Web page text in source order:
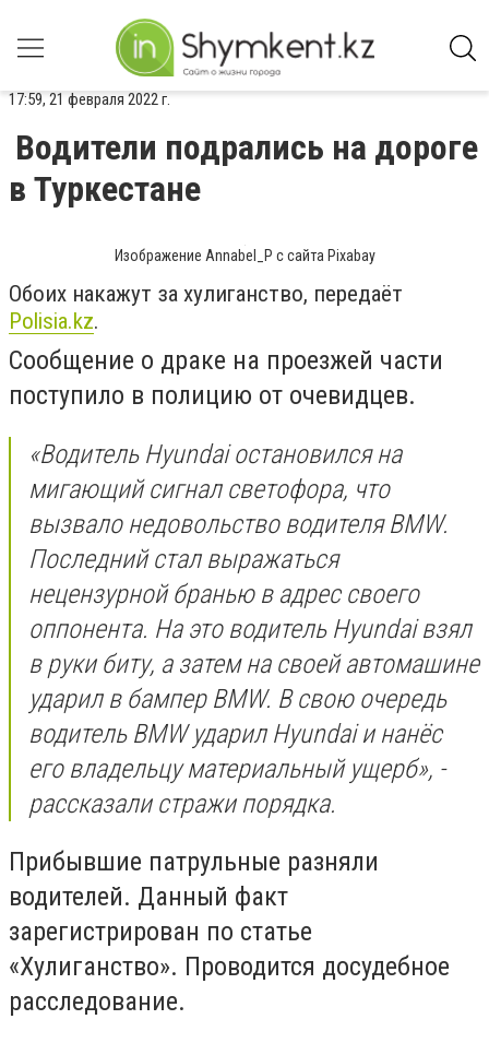
17:59, 21 февраля 2022 г.
Водители подрались на дороге
в Туркестане
Изображение Annabel_P с сайта Pixabay
Обоих накажут за хулиганство, передаёт
Polisia.kz.
Сообщение о драке на проезжей части
поступило в полицию от очевидцев.
«Водитель Hyundai остановился на
мигающий сигнал светофора, что
вызвало недовольство водителя BMW.
Последний стал выражаться
нецензурной бранью в адрес своего
оппонента. На это водитель Hyundai взял
в руки биту, а затем на своей автомашине
ударил в бампер BMW. В свою очередь
водитель BMW ударил Hyundai и нанёс
его владельцу материальный ущерб», -
рассказали стражи порядка.
Прибывшие патрульные разняли
водителей. Данный факт
зарегистрирован по статье
«Хулиганство». Проводится досудебное
расследование.